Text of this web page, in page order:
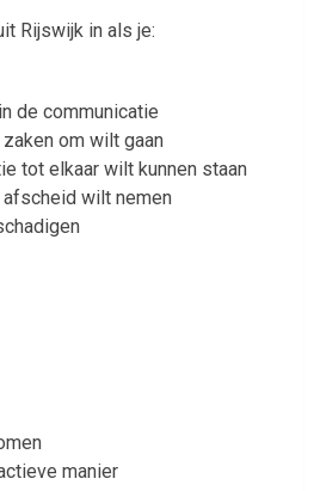
Rijswijk in als je:
de communicatie
om wilt gaan
tot elkaar wilt kunnen staan
wilt nemen
manier